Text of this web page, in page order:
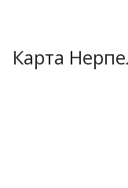
Карта